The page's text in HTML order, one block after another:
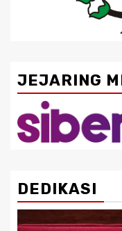
JEJARING
DEDIKASI